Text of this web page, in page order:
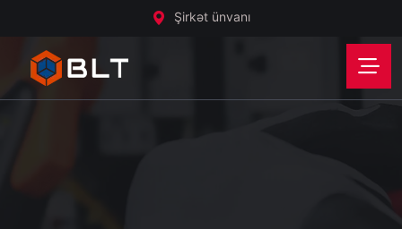
Şirkət ünvanı